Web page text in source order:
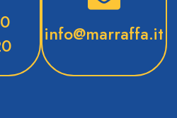
info@marraffa.it